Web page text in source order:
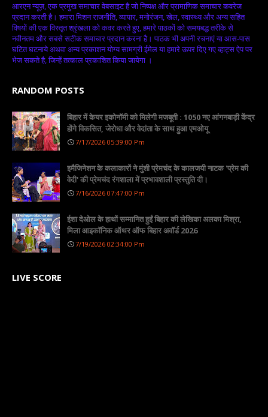
आरएन न्यूज़, एक प्रमुख समाचार वेबसाइट है जो निष्पक्ष और प्रामाणिक समाचार कवरेज
प्रदान करती है। हमारा मिशन राजनीति, व्यापार, मनोरंजन, खेल, स्वास्थ्य और अन्य सहित
विषयों की एक विस्तृत श्रृंखला को कवर करते हुए, हमारे पाठकों को समयबद्ध तरीके से
नवीनतम और सबसे सटीक समाचार प्रदान करना है। पाठक भी अपनी रचनाएं या आस-पास
घटित घटनाये अथवा अन्य प्रकाशन योग्य सामग्री ईमेल या हमारे ऊपर दिए गए व्हाट्स ऐप पर
भेज सकते है, जिन्हें तत्काल प्रकाशित किया जायेगा ।
RANDOM POSTS
बिहार में केयर इकोनॉमी को मिलेगी मजबूती : 1050 नए आंगनबाड़ी केंद्र
होंगे विकसित, जेरोधा और वेदांता के साथ हुआ एमओयू
7/17/2026 05:39:00 Pm
इमैजिनेशन के कलाकारों ने मुंशी प्रेमचंद के कालजयी नाटक 'प्रेम की
वेदी' की प्रेमचंद रंगशाला में प्रभावशाली प्रस्तुति दी।
7/16/2026 07:47:00 Pm
ईशा देओल के हाथों सम्मानित हुईं बिहार की लेखिका अलका मिश्रा,
मिला आइकॉनिक ऑथर ऑफ बिहार अवॉर्ड 2026
7/19/2026 02:34:00 Pm
LIVE SCORE